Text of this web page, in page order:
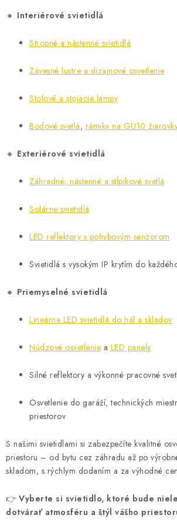
y
i🔸 Interiérové svietidlá
Stropné a nástenné svietidlá
Závesné lustre a dizajnové osvetlenie
Stolové a stojacie lampy
Bodové svetlá, rámiky na GU10
🔸 Exteriérové svietidlá
Záhradné, nástenné a stĺpikové svetlá
Solárne svietidlá
LED reflektory s pohybovým senzorom
Svietidlá s vysokým IP krytím do
🔸 Priemyselné svietidlá
Lineárne LED svietidlá do hál a skladov
Núdzové osvetlenie a LED panely
Silné reflektory a výkonné pracovné
Osvetlenie do garáží, technických
priestorov
S našimi svietidlami si zabezpečíte kvalitné
priestoru – od bytu cez záhradu až po
skladom, s rýchlym dodaním a za výhodné
👉 Vyberte si svietidlo, ktoré bude
dotvárať atmosféru a štýl vášho